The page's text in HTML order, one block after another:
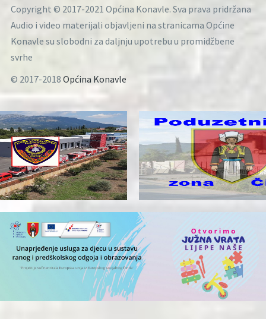
Copyright © 2017-2021 Općina Konavle. Sva prava pridržana
Audio i video materijali objavljeni na stranicama Općine
Konavle su slobodni za daljnju upotrebu u promidžbene
svrhe
© 2017-2018 Općina Konavle